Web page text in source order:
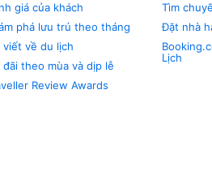
giá của khách
phá lưu trú theo tháng
viết về du lịch
đãi theo mùa và dịp lễ
Review Awards
Tìm
Đặt nhà
Lịch